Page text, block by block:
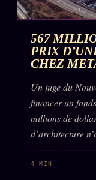
567
PRIX
CHEZ
Un juge du
financer un
millions de
d’architecture
4 MIN